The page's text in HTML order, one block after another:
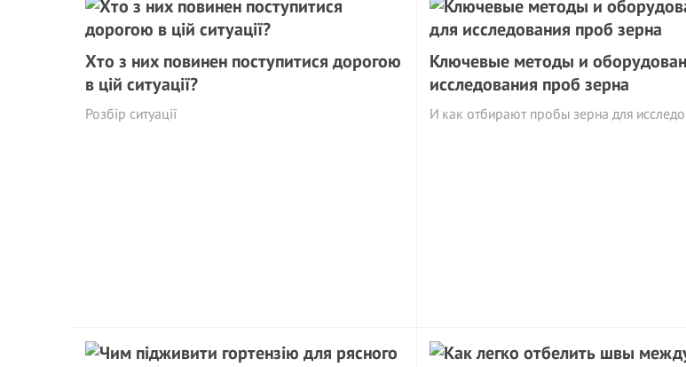
Хто з них повинен поступитися дорогою
в цій ситуації?
Розбір ситуації
Ключевые методы и
исследования проб зерна
И как отбирают пробы зерна для